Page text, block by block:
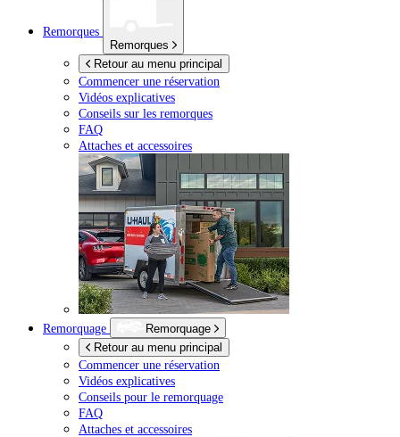
Remorques
Remorques
Retour au menu principal
Commencer une réservation
Vidéos explicatives
Conseils sur les remorques
FAQ
Attaches et accessoires
Remorquage
Remorquage
Retour au menu principal
Commencer une réservation
Vidéos explicatives
Conseils pour le remorquage
FAQ
Attaches et accessoires